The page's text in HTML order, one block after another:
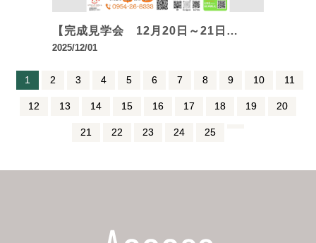
【完成見学会 12月20日～21日…
2025/12/01
1 2 3 4 5 6 7 8 9 10 11
12 13 14 15 16 17 18 19 20
21 22 23 24 25